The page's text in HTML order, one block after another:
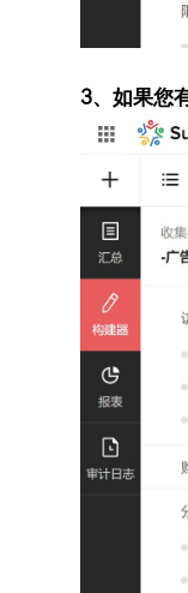
3、如果您